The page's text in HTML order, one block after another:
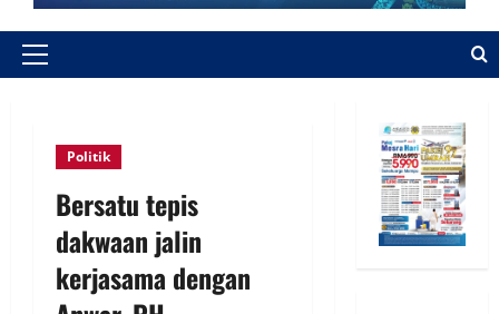
Politik
Bersatu tepis
dakwaan jalin
kerjasama dengan